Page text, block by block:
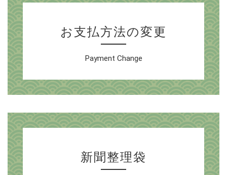
お支払方法の変更
Payment Change
新聞整理袋